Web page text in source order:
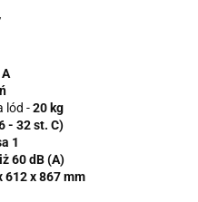
lód -20 kg
- 32 st. C)
1
60 dB (A)
612 x 867 mm